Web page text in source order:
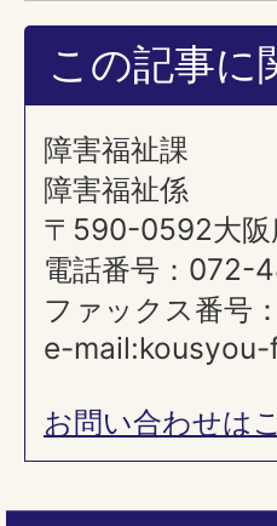
この記事に
障害福祉課
障害福祉係
〒590-0592大阪
電話番号：072-
ファックス番号
e-
お問い合わせは